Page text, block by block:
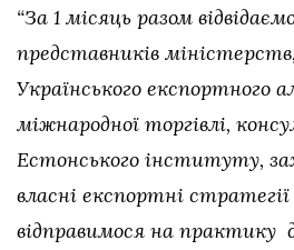
“За 1 місяць разом
представників
Українського експортного
міжнародної торгівлі,
Естонського інституту,
власні експортні стратегії
відправимося на практику